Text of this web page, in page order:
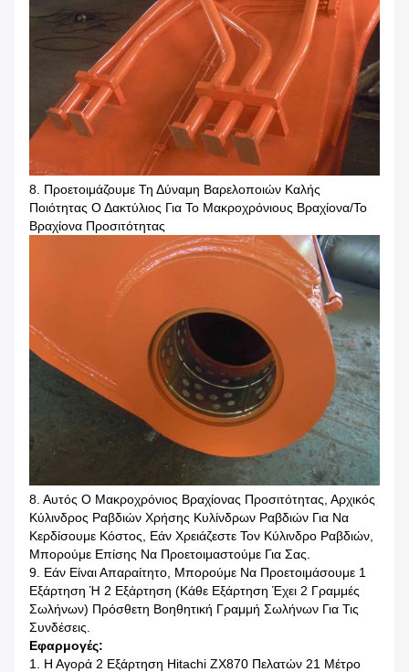
8. Προετοιμάζουμε Τη Δύναμη Βαρελοποιών Καλής
Ποιότητας Ο Δακτύλιος Για Το Μακροχρόνιους Βραχίονα/το
Βραχίονα Προσιτότητας
8. Αυτός Ο Μακροχρόνιος Βραχίονας Προσιτότητας, Αρχικός
Κύλινδρος Ραβδιών Χρήσης Κυλίνδρων Ραβδιών Για Να
Κερδίσουμε Κόστος, Εάν Χρειάζεστε Τον Κύλινδρο Ραβδιών,
Μπορούμε Επίσης Να Προετοιμαστούμε Για Σας.
9. Εάν Είναι Απαραίτητο, Μπορούμε Να Προετοιμάσουμε 1
Εξάρτηση Ή 2 Εξάρτηση (κάθε Εξάρτηση Έχει 2 Γραμμές
Σωλήνων) Πρόσθετη Βοηθητική Γραμμή Σωλήνων Για Τις
Συνδέσεις.
Εφαρμογές:
1. Η Αγορά 2 Εξάρτηση Hitachi ZX870 Πελατών 21 Μέτρο